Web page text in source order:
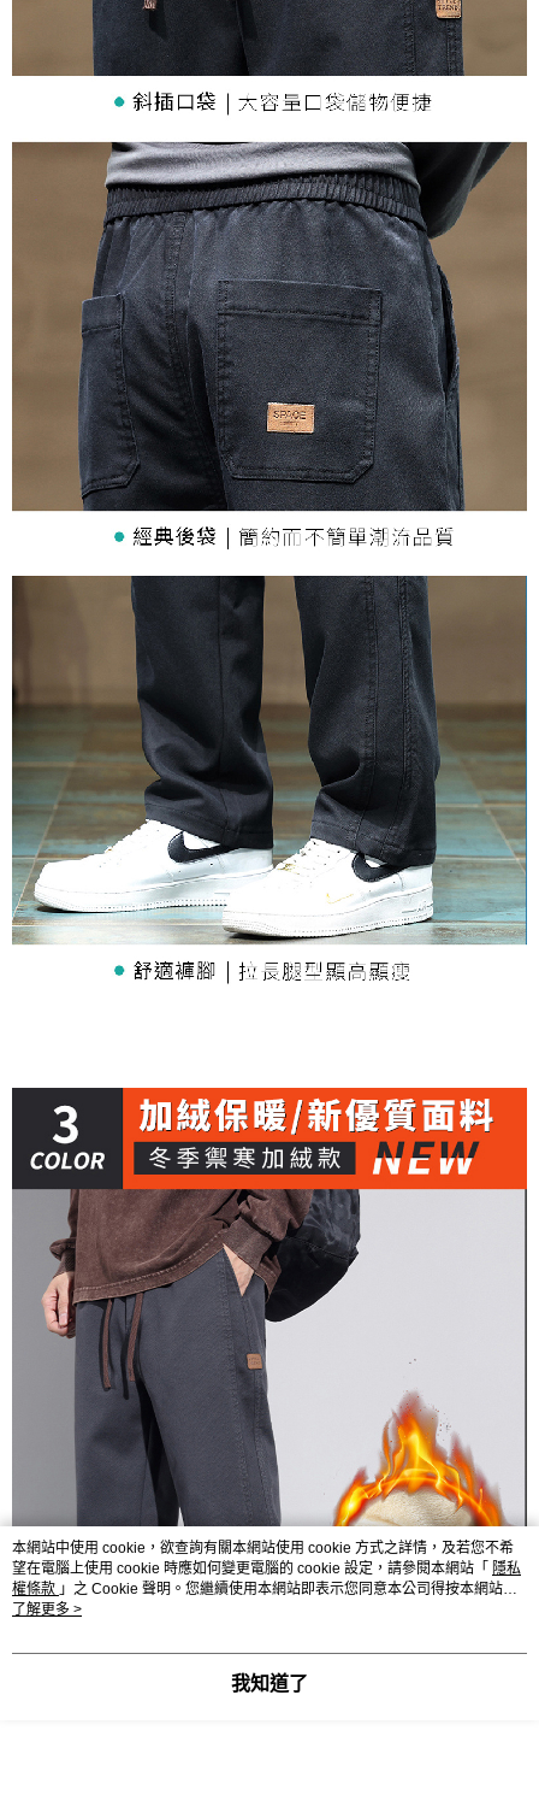
本網站中使用 cookie，欲查詢有關本網站使用 cookie 方式之詳情，及若您不希
望在電腦上使用 cookie 時應如何變更電腦的 cookie 設定，請參閱本網站「 隱私
權條款 」之 Cookie 聲明。您繼續使用本網站即表示您同意本公司得按本網站使
用條款之 Cookie 聲明使用 cookie。
了解更多 >
我知道了